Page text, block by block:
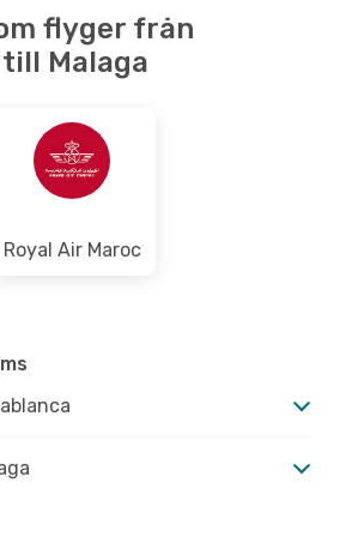
flyger från
Malaga
Royal Air Maroc